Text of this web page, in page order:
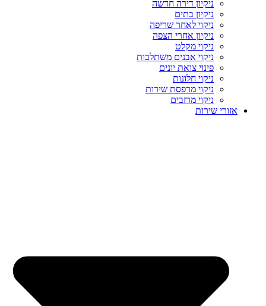
ניקיון דירה חדשה
ניקיון בתים
ניקוי לאחר שריפה
ניקיון אחרי הצפה
ניקוי מקלט
ניקוי אבנים משתלבות
פינוי צואת יונים
ניקוי חלונות
ניקוי מרפסת שירות
ניקוי מרזבים
אזורי שירות